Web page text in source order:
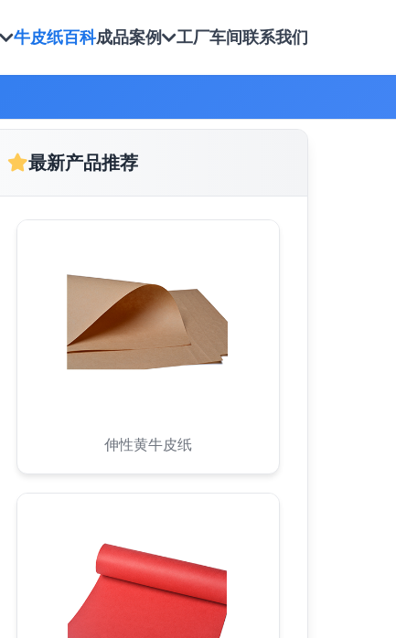
牛皮纸百科成品案例 工厂车间联系我们
最新产品推荐
伸性黄牛皮纸